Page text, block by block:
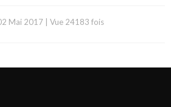
Mai 2017 Vue 24183 fois